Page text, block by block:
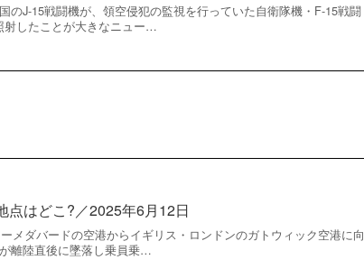
のJ-15戦闘機が、領空侵犯の監視を行っていた自衛隊機・F-15戦闘
射したことが大きなニュー…
点はどこ?／2025年6月12日
メダバードの空港からイギリス・ロンドンのガトウィック空港に向
離陸直後に墜落し乗員乗…